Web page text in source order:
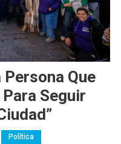
Que
Seguir
Política